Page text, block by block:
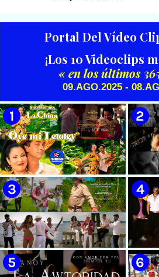
Portal Del Vídeo
¡Los 10 Videoclips
« en los últimos
09.AGO.2025 -
🟡 Susel Gómez (La China) ||
¨Oye Mi Leloley¨ || Director:
Onelio Jesús Larralde González
|| Música popular bailable
cubana || Videoclip || CUBA